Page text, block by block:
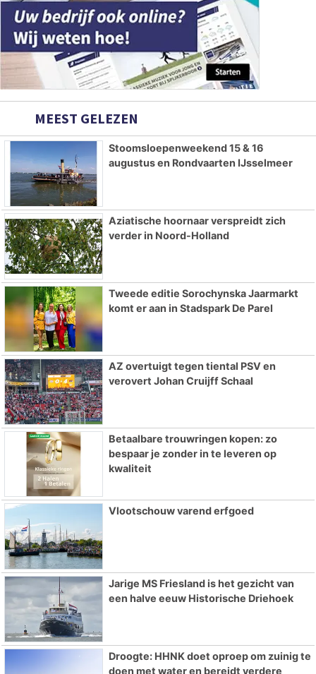
MEEST GELEZEN
Stoomsloepenweekend 15 & 16
augustus en Rondvaarten IJsselmeer
Aziatische hoornaar verspreidt zich
verder in Noord-Holland
Tweede editie Sorochynska Jaarmarkt
komt er aan in Stadspark De Parel
AZ overtuigt tegen tiental PSV en
verovert Johan Cruijff Schaal
Betaalbare trouwringen kopen: zo
bespaar je zonder in te leveren op
kwaliteit
Vlootschouw varend erfgoed
Jarige MS Friesland is het gezicht van
een halve eeuw Historische Driehoek
Droogte: HHNK doet oproep om zuinig te
doen met water en bereidt verdere